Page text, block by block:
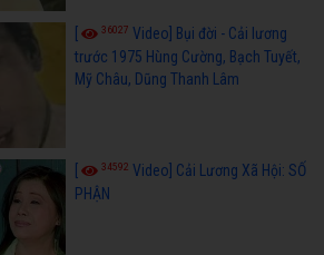
36027 Video] Bụi đời - Cải lương
trước 1975 Hùng Cường, Bạch Tuyết,
Mỹ Châu, Dũng Thanh Lâm
34592 Video] Cải Lương Xã Hội: SỐ
PHẬN